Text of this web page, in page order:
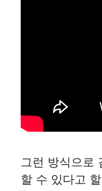
그런 방식으로
할 수 있다고